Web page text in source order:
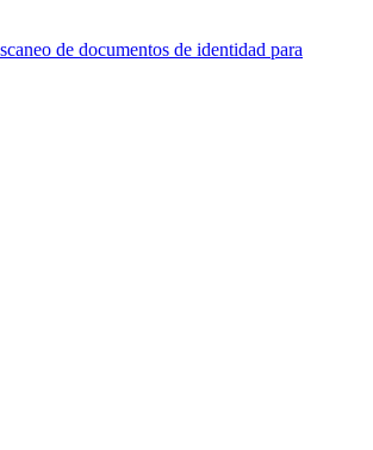
de documentos de identidad para